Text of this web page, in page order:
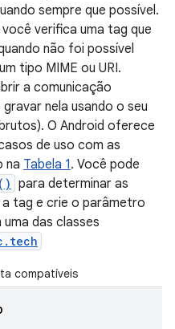
sempre que possível.
verifica uma tag que
não foi possível
tipo MIME ou URI.
a comunicação
nela usando o seu
O Android oferece
de uso com as
na Tabela 1. Você pode
para determinar as
tag e crie o parâmetro
das classes
compatíveis